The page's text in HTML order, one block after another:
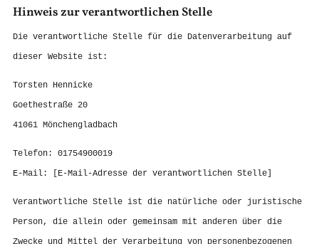
Hinweis zur verantwortlichen Stelle
Die verantwortliche Stelle für die Datenverarbeitung auf
dieser Website ist:
Torsten Hennicke
Goethestraße 20
41061 Mönchengladbach
Telefon: 01754900019
E-Mail: [E-Mail-Adresse der verantwortlichen Stelle]
Verantwortliche Stelle ist die natürliche oder juristische
Person, die allein oder gemeinsam mit anderen über die